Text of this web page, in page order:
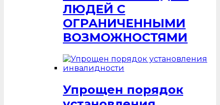
ЛЮДЕЙ С
ОГРАНИЧЕННЫМИ
ВОЗМОЖНОСТЯМИ
Упрощен порядок